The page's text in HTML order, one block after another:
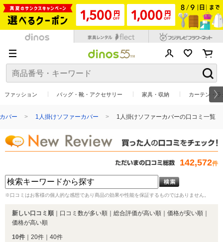
ファッション バッグ・靴・アクセサリー 家具・収納 カーテン・
バー 1人掛けソファーカバー 1人掛けソファーカバーの口コミ一覧
142,572件
※口コミはお客様の個人的な感想であり商品の効果や性能を保証するものではありません。
新しい口コミ順 口コミ数が多い順 総合評価が高い順 価格が安い順
価格が高い順
10件 20件 40件